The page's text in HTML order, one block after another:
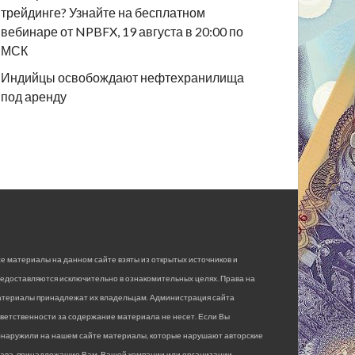
трейдинге? Узнайте на бесплатном
вебинаре от NPBFX, 19 августа в 20:00 по
МСК
Индийцы освобождают нефтехранилища
под аренду
материалы на данном сайте взяты из открытых источников и
исключительно в ознакомительных целях. Права на
принадлежат их владельцам. Администрация сайта
за содержание материала не несет. Если Вы
на нашем сайте материалы, которые нарушают авторские